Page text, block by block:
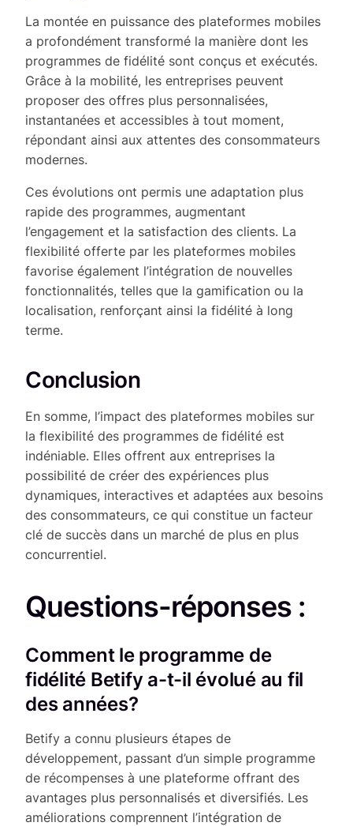
La montée en puissance des plateformes mobiles
a profondément transformé la manière dont les
programmes de fidélité sont conçus et exécutés.
Grâce à la mobilité, les entreprises peuvent
proposer des offres plus personnalisées,
instantanées et accessibles à tout moment,
répondant ainsi aux attentes des consommateurs
modernes.
Ces évolutions ont permis une adaptation plus
rapide des programmes, augmentant
l’engagement et la satisfaction des clients. La
flexibilité offerte par les plateformes mobiles
favorise également l’intégration de nouvelles
fonctionnalités, telles que la gamification ou la
localisation, renforçant ainsi la fidélité à long
terme.
Conclusion
En somme, l’impact des plateformes mobiles sur
la flexibilité des programmes de fidélité est
indéniable. Elles offrent aux entreprises la
possibilité de créer des expériences plus
dynamiques, interactives et adaptées aux besoins
des consommateurs, ce qui constitue un facteur
clé de succès dans un marché de plus en plus
concurrentiel.
Questions-réponses :
Comment le programme de
fidélité Betify a-t-il évolué au fil
des années?
Betify a connu plusieurs étapes de
développement, passant d’un simple programme
de récompenses à une plateforme offrant des
avantages plus personnalisés et diversifiés. Les
améliorations comprennent l’intégration de